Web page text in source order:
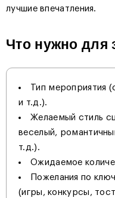
лучшие впечатления.
Что нужно для
Тип мероприятия
и т.д.).
Желаемый стиль
веселый,
т.д.).
Ожидаемое
Пожелания по
(игры, конкурсы,